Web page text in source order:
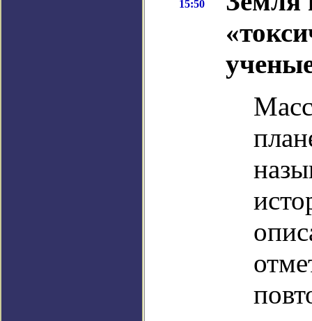
15:50